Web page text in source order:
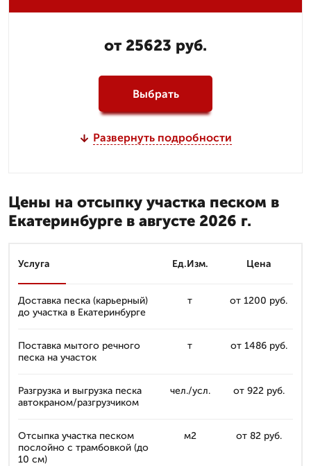
от 25623 руб.
Выбрать
Развернуть подробности
Цены на отсыпку участка песком в
Екатеринбурге в августе 2026 г.
Услуга Ед.Изм. Цена
Доставка песка (карьерный)
до участка в Екатеринбурге
т от 1200 руб.
Поставка мытого речного
песка на участок
т от 1486 руб.
Разгрузка и выгрузка песка
автокраном/разгрузчиком
чел./усл. от 922 руб.
Отсыпка участка песком
послойно с трамбовкой (до
10 см)
м2 от 82 руб.